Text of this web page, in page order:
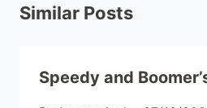
Similar Posts
Speedy and